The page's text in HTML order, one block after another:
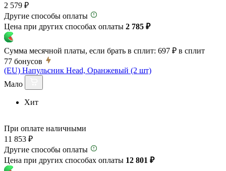
2 579 ₽
Другие способы оплаты
Цена при других способах оплаты 2 785 ₽
Сумма месячной платы, если брать в сплит: 697 ₽ в сплит
77 бонусов
(EU) Напульсник Head, Оранжевый (2 шт)
Мало
Хит
При оплате наличными
11 853 ₽
Другие способы оплаты
Цена при других способах оплаты 12 801 ₽